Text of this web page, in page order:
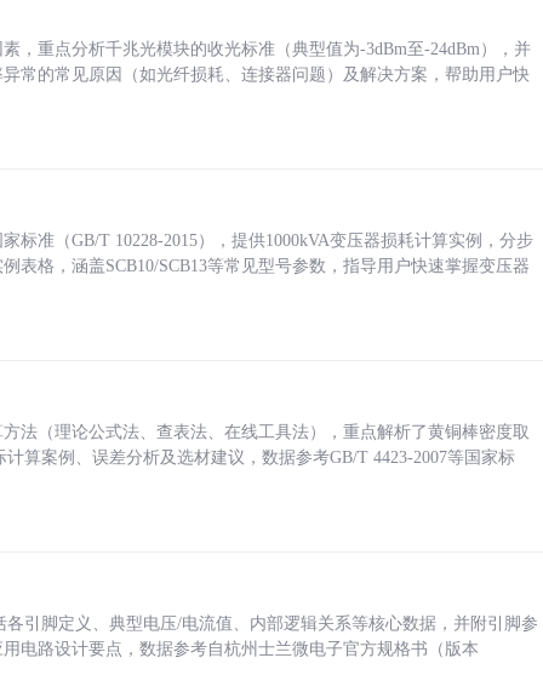
，重点分析千兆光模块的收光标准（典型值为-3dBm至-24dBm），并
常的常见原因（如光纤损耗、连接器问题）及解决方案，帮助用户快
标准（GB/T 10228-2015），提供1000kVA变压器损耗计算实例，分步
表格，涵盖SCB10/SCB13等常见型号参数，指导用户快速掌握变压器
法（理论公式法、查表法、在线工具法），重点解析了黄铜棒密度取
算案例、误差分析及选材建议，数据参考GB/T 4423-2007等国家标
引脚定义、典型电压/电流值、内部逻辑关系等核心数据，并附引脚参
电路设计要点，数据参考自杭州士兰微电子官方规格书（版本